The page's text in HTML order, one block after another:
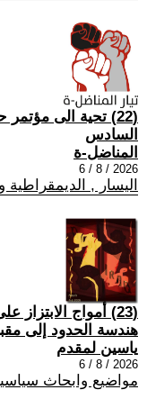
(22) تحية الى
السادس
المناضل-ة
2026 / 8 / 6
اليسار ,
(23) أمواج
هندسة الحدود إلى
ياسين لمقدم
2026 / 8 / 6
مواضيع وابحاث